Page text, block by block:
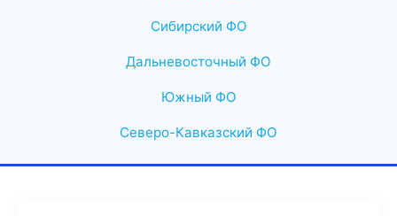
Сибирский ФО
Дальневосточный ФО
Южный ФО
Северо-Кавказский ФО